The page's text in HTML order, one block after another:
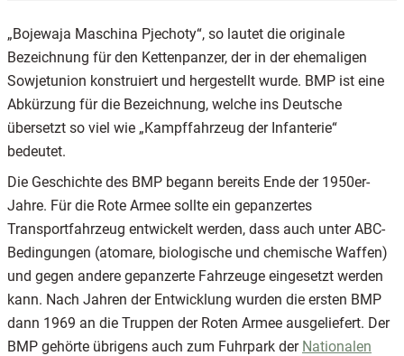
„Bojewaja Maschina Pjechoty“, so lautet die originale
Bezeichnung für den Kettenpanzer, der in der ehemaligen
Sowjetunion konstruiert und hergestellt wurde. BMP ist eine
Abkürzung für die Bezeichnung, welche ins Deutsche
übersetzt so viel wie „Kampffahrzeug der Infanterie“
bedeutet.
Die Geschichte des BMP begann bereits Ende der 1950er-
Jahre. Für die Rote Armee sollte ein gepanzertes
Transportfahrzeug entwickelt werden, dass auch unter ABC-
Bedingungen (atomare, biologische und chemische Waffen)
und gegen andere gepanzerte Fahrzeuge eingesetzt werden
kann. Nach Jahren der Entwicklung wurden die ersten BMP
dann 1969 an die Truppen der Roten Armee ausgeliefert. Der
BMP gehörte übrigens auch zum Fuhrpark der Nationalen